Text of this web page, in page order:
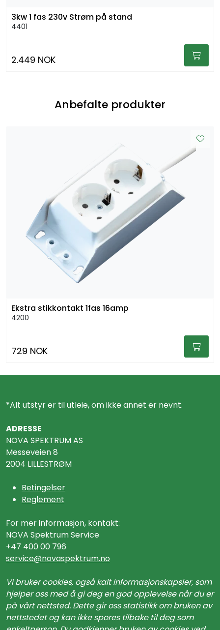
3kw 1 fas 230v Strøm på stand
4401
2.449 NOK
Anbefalte produkter
Ekstra stikkontakt 1fas 16amp
4200
729 NOK
*Alt utstyr er til utleie, om ikke annet er nevnt.
ADRESSE
NOVA SPEKTRUM AS
Messeveien 8
2004 LILLESTRØM
Betingelser
Reglement
For mer informasjon, kontakt:
NOVA Spektrum Service
+47 400 00 796
service@novaspektrum.no
Vi bruker cookies, også kalt informasjonskapsler, som
hjelper oss med å gi deg en god opplevelse når du er
på vårt nettsted. Dette gir oss statistikk om bruken av
nettstedet og kan ikke spores tilbake til deg som